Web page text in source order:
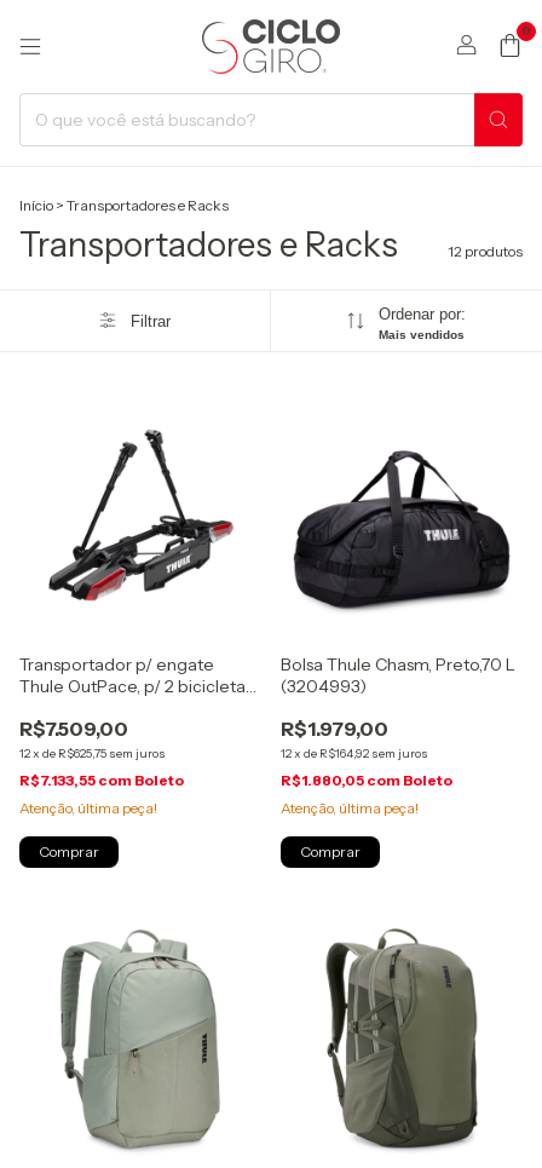
0
Início > Transportadores e Racks
Transportadores e Racks 12 produtos
Filtrar Ordenar por:
Mais vendidos
Transportador p/ engate
Thule OutPace, p/ 2 bicicletas,
R$7.509,00
12x de R$625,75 sem juros
R$7.133,55 com Boleto
Atenção, última peça!
Bolsa Thule Chasm, Preto,70 L
(3204993)
R$1.979,00
12x de R$164,92 sem juros
R$1.880,05 com Boleto
Atenção, última peça!